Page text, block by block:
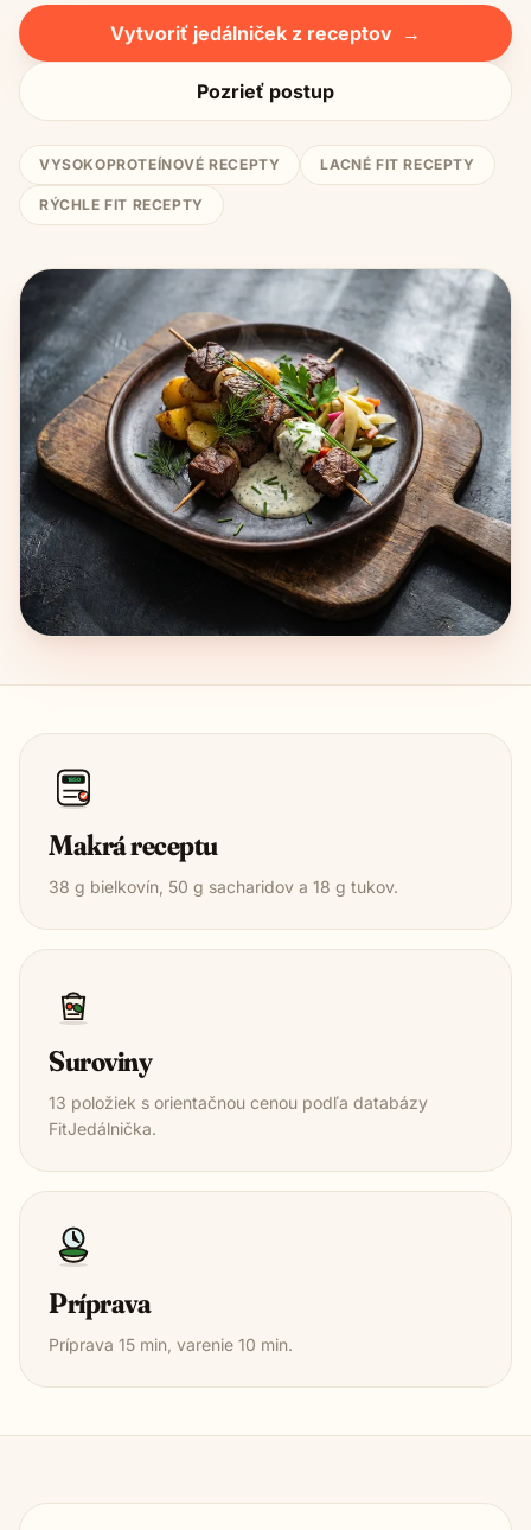
Vytvoriť jedálniček z receptov →
Pozrieť postup
VYSOKOPROTEÍNOVÉ RECEPTY LACNÉ FIT RECEPTY
RÝCHLE FIT RECEPTY
1850
Makrá receptu
38 g bielkovín, 50 g sacharidov a 18 g tukov.
Suroviny
13 položiek s orientačnou cenou podľa databázy
FitJedálnička.
Príprava
Príprava 15 min, varenie 10 min.